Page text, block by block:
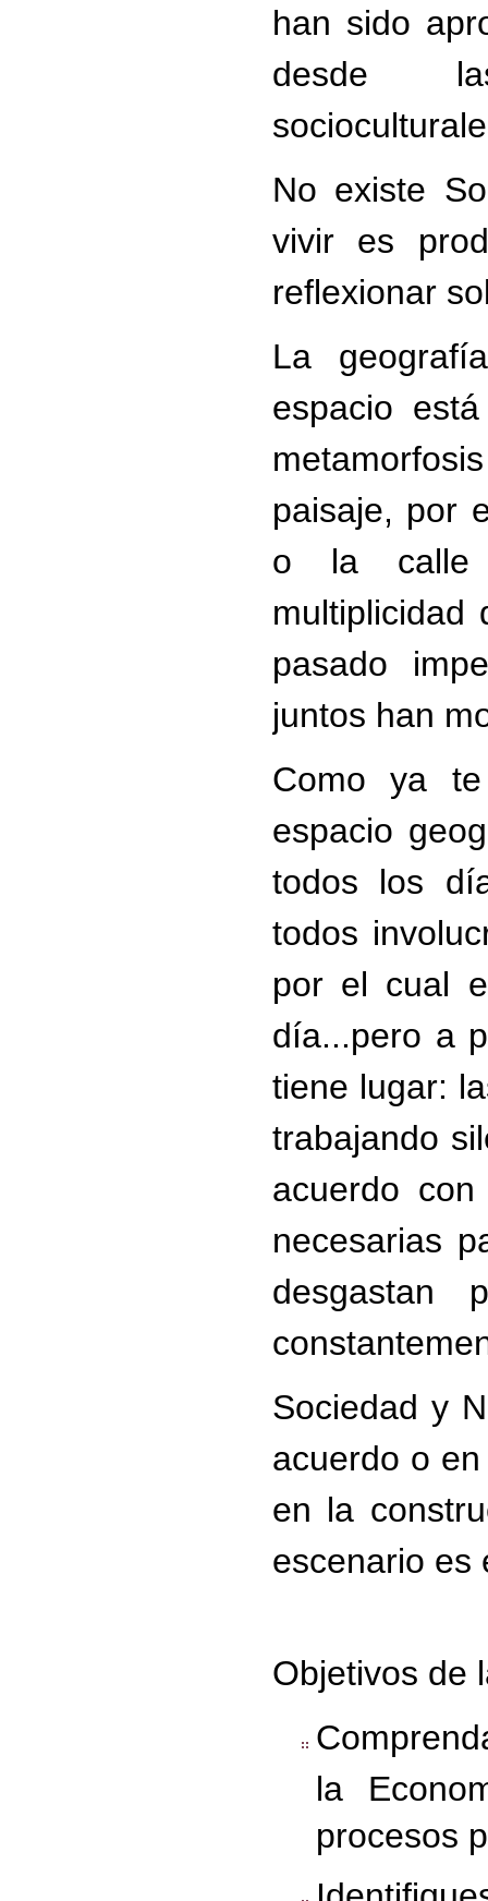
han sido
desde
No existe
vivir es
reflexionar
La
espacio
paisaje, por
o la calle
multiplicidad
pasado
juntos han
Como ya
espacio
todos los
todos
por el cual
día...pero a
tiene lugar:
trabajando
acuerdo
necesarias
desgastan
Sociedad y
acuerdo o
en la
escenario es
Objetivos de
la
procesos